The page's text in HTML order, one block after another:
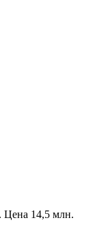
Цена 14,5 млн.